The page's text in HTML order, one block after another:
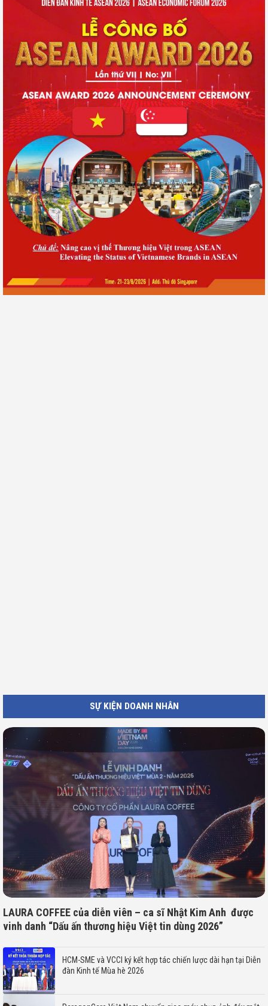
SỰ KIỆN DOANH NHÂN
LAURA COFFEE của diễn viên – ca sĩ Nhật Kim Anh được
vinh danh “Dấu ấn thương hiệu Việt tin dùng 2026”
HCM-SME và VCCI ký kết hợp tác chiến lược dài hạn tại Diễn
đàn Kinh tế Mùa hè 2026